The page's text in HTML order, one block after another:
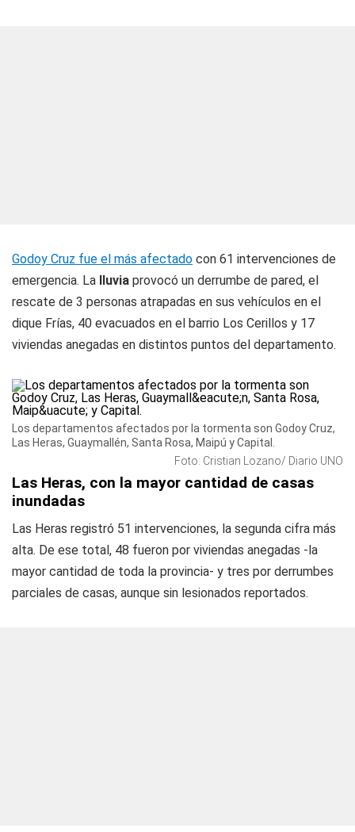
Godoy Cruz fue el más afectado con 61 intervenciones de
emergencia. La lluvia provocó un derrumbe de pared, el
rescate de 3 personas atrapadas en sus vehículos en el
dique Frías, 40 evacuados en el barrio Los Cerillos y 17
viviendas anegadas en distintos puntos del departamento.
Los departamentos afectados por la tormenta son Godoy Cruz,
Las Heras, Guaymallén, Santa Rosa, Maipú y Capital.
Foto: Cristian Lozano/ Diario UNO
Las Heras, con la mayor cantidad de casas
inundadas
Las Heras registró 51 intervenciones, la segunda cifra más
alta. De ese total, 48 fueron por viviendas anegadas -la
mayor cantidad de toda la provincia- y tres por derrumbes
parciales de casas, aunque sin lesionados reportados.